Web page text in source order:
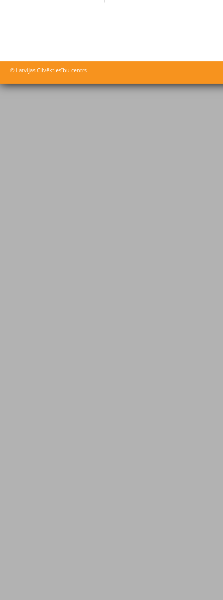
© Latvijas Cilvēktiesību centrs